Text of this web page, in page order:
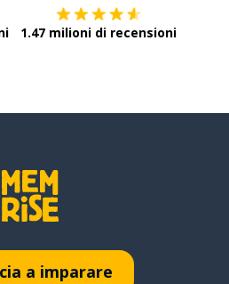
1.47 milioni di recensioni
a imparare